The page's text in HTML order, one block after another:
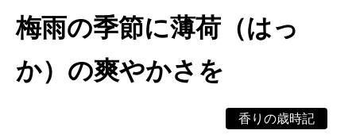
梅雨の季節に薄荷（はっ
か）の爽やかさを
香りの歳時記